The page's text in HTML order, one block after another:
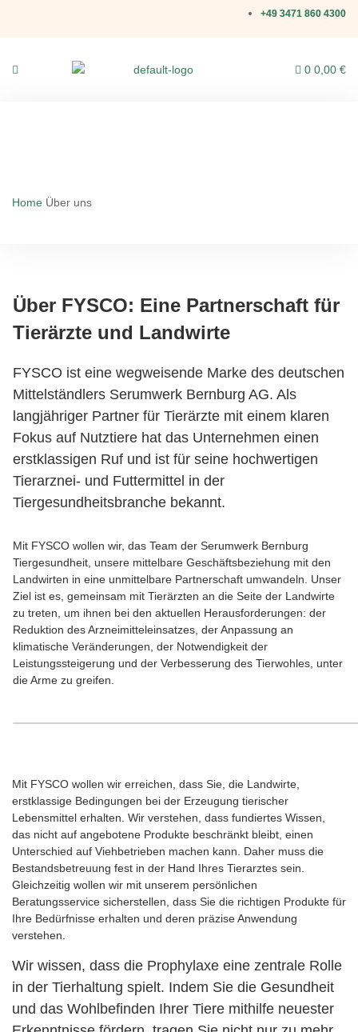
+49 3471 860 4300
0 0,00 €
Home Über uns
Über FYSCO: Eine Partnerschaft für
Tierärzte und Landwirte
FYSCO ist eine wegweisende Marke des deutschen
Mittelständlers Serumwerk Bernburg AG. Als
langjähriger Partner für Tierärzte mit einem klaren
Fokus auf Nutztiere hat das Unternehmen einen
erstklassigen Ruf und ist für seine hochwertigen
Tierarznei- und Futtermittel in der
Tiergesundheitsbranche bekannt.
Mit FYSCO wollen wir, das Team der Serumwerk Bernburg
Tiergesundheit, unsere mittelbare Geschäftsbeziehung mit den
Landwirten in eine unmittelbare Partnerschaft umwandeln. Unser
Ziel ist es, gemeinsam mit Tierärzten an die Seite der Landwirte
zu treten, um ihnen bei den aktuellen Herausforderungen: der
Reduktion des Arzneimitteleinsatzes, der Anpassung an
klimatische Veränderungen, der Notwendigkeit der
Leistungssteigerung und der Verbesserung des Tierwohles, unter
die Arme zu greifen.
Mit FYSCO wollen wir erreichen, dass Sie, die Landwirte,
erstklassige Bedingungen bei der Erzeugung tierischer
Lebensmittel erhalten. Wir verstehen, dass fundiertes Wissen,
das nicht auf angebotene Produkte beschränkt bleibt, einen
Unterschied auf Viehbetrieben machen kann. Daher muss die
Bestandsbetreuung fest in der Hand Ihres Tierarztes sein.
Gleichzeitig wollen wir mit unserem persönlichen
Beratungsservice sicherstellen, dass Sie die richtigen Produkte für
Ihre Bedürfnisse erhalten und deren präzise Anwendung
verstehen.
Wir wissen, dass die Prophylaxe eine zentrale Rolle
in der Tierhaltung spielt. Indem Sie die Gesundheit
und das Wohlbefinden Ihrer Tiere mithilfe neuester